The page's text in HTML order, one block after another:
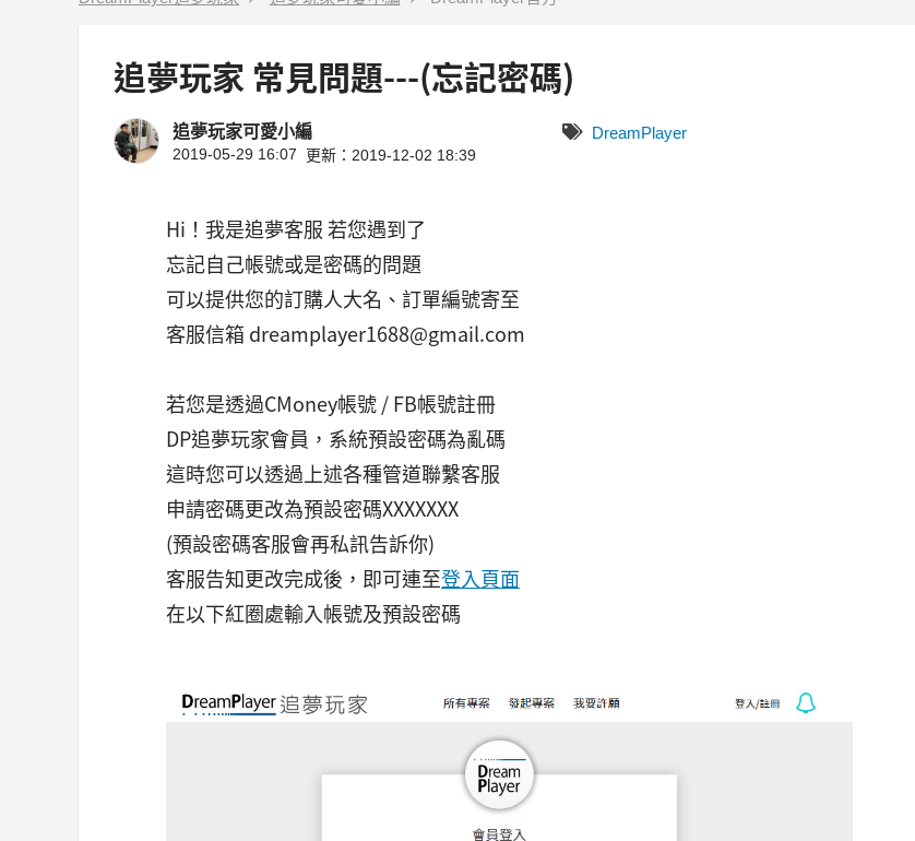
追夢玩家 常見問題---(忘記密碼)
追夢玩家可愛小編
2019-05-29 16:07 更新：2019-12-02 18:39
DreamPlayer
Hi！我是追夢客服 若您遇到了
忘記自己帳號或是密碼的問題
可以提供您的訂購人大名、訂單編號寄至
客服信箱 dreamplayer1688@gmail.com
若您是透過CMoney帳號 / FB帳號註冊
DP追夢玩家會員，系統預設密碼為亂碼
這時您可以透過上述各種管道聯繫客服
申請密碼更改為預設密碼XXXXXXX
(預設密碼客服會再私訊告訴你)
客服告知更改完成後，即可連至登入頁面
在以下紅圈處輸入帳號及預設密碼